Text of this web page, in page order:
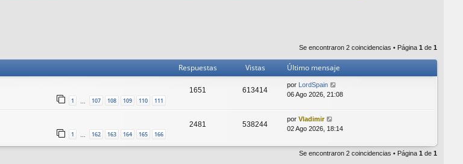
Se encontraron 2 coincidencias • Página 1 de 1
Respuestas Vistas Último mensaje
1 107 108 109 110 111
1651 613414
por LordSpain
06 Ago 2026, 21:08
1 162 163 164 165 166
2481 538244
por Vladimir
02 Ago 2026, 18:14
Se encontraron 2 coincidencias • Página 1 de 1